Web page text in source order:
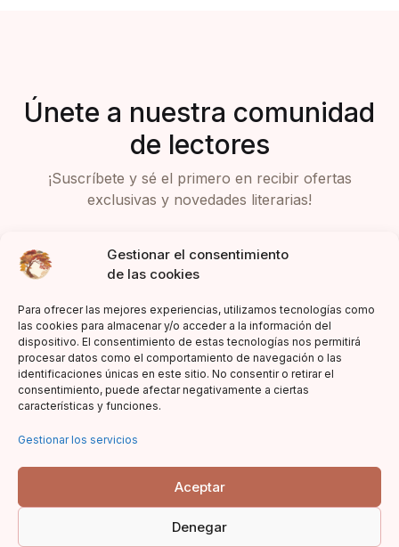
Gestionar el consentimiento
de las cookies
Para ofrecer las mejores experiencias, utilizamos tecnologías como
las cookies para almacenar y/o acceder a la información del
dispositivo. El consentimiento de estas tecnologías nos permitirá
procesar datos como el comportamiento de navegación o las
identificaciones únicas en este sitio. No consentir o retirar el
consentimiento, puede afectar negativamente a ciertas
características y funciones.
Gestionar los servicios
Aceptar
Denegar
Únete a nuestra comunidad
de lectores
¡Suscríbete y sé el primero en recibir ofertas
exclusivas y novedades literarias!
Acepto la política de privacidad